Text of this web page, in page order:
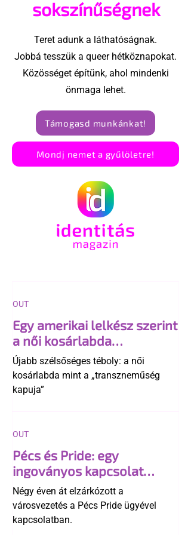
sokszínűségnek
Teret adunk a láthatóságnak.
Jobbá tesszük a queer hétköznapokat.
Közösséget építünk, ahol mindenki
önmaga lehet.
Támogasd munkánkat!
Mondj nemet a gyűlöletre!
Egy amerikai lelkész szerint
a női kosárlabda
transzneműséghez vezet
Újabb szélsőséges téboly: a női
kosárlabda mint a „transzneműség
kapuja”
OUT
Pécs és Pride: egy
ingoványos kapcsolat
története
Négy éven át elzárkózott a
városvezetés a Pécs Pride ügyével
kapcsolatban.
OUT